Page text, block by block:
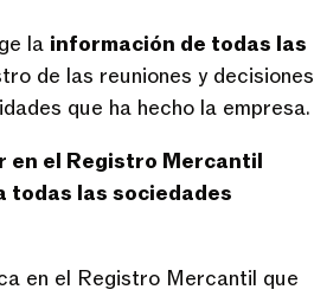
la información de todas las
de las reuniones y decisiones
que ha hecho la empresa.
en el Registro Mercantil
todas las sociedades
en el Registro Mercantil que